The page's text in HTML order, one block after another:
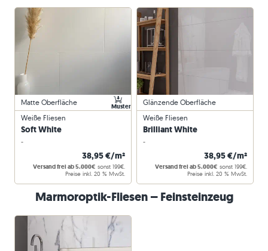
Weiße Fliesen
Soft White
-
38,95 €/m²
Versand frei ab 5.000€ sonst 199€.
Preise inkl. 20 % MwSt.
Matte Oberfläche Muster
Weiße Fliesen
Brilliant White
-
38,95 €/m²
Versand frei ab 5.000€ sonst 199€.
Preise inkl. 20 % MwSt.
Glänzende Oberfläche
Marmoroptik-Fliesen – Feinsteinzeug